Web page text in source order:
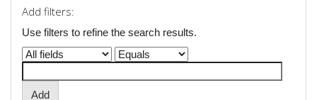
Add filters:
Use filters to refine the search results.